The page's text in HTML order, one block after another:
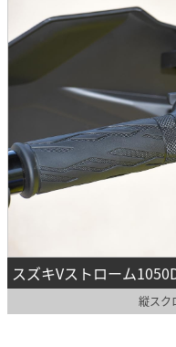
スズキVストローム
縦スク